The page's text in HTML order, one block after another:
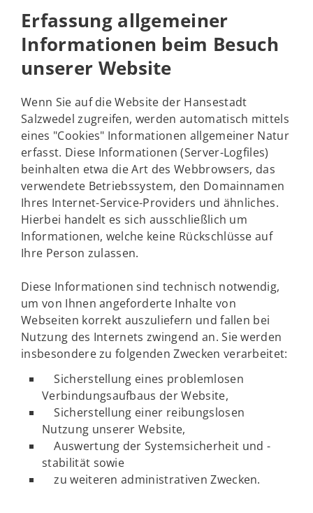
Erfassung allgemeiner
Informationen beim Besuch
unserer Website
Wenn Sie auf die Website der Hansestadt
Salzwedel zugreifen, werden automatisch mittels
eines "Cookies" Informationen allgemeiner Natur
erfasst. Diese Informationen (Server-Logfiles)
beinhalten etwa die Art des Webbrowsers, das
verwendete Betriebssystem, den Domainnamen
Ihres Internet-Service-Providers und ähnliches.
Hierbei handelt es sich ausschließlich um
Informationen, welche keine Rückschlüsse auf
Ihre Person zulassen.
Diese Informationen sind technisch notwendig,
um von Ihnen angeforderte Inhalte von
Webseiten korrekt auszuliefern und fallen bei
Nutzung des Internets zwingend an. Sie werden
insbesondere zu folgenden Zwecken verarbeitet:
Sicherstellung eines problemlosen
Verbindungsaufbaus der Website,
Sicherstellung einer reibungslosen
Nutzung unserer Website,
Auswertung der Systemsicherheit und -
stabilität sowie
zu weiteren administrativen Zwecken.